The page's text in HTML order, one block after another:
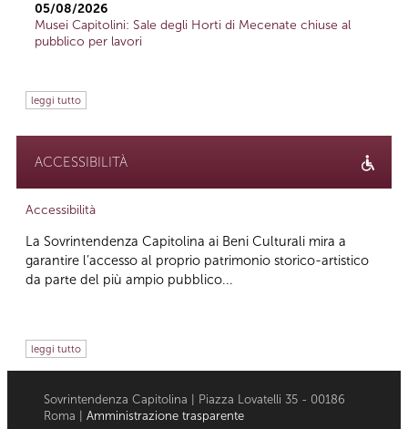
05/08/2026
Musei Capitolini: Sale degli Horti di Mecenate chiuse al
pubblico per lavori
leggi tutto
ACCESSIBILITÀ
Accessibilità
La Sovrintendenza Capitolina ai Beni Culturali mira a
garantire l’accesso al proprio patrimonio storico-artistico
da parte del più ampio pubblico...
leggi tutto
Sovrintendenza Capitolina | Piazza Lovatelli 35 - 00186
Roma | Amministrazione trasparente